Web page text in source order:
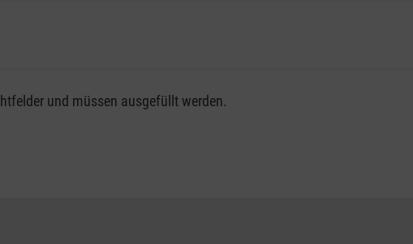
/ Unfallkasse nutzen, beachten Sie bitte, dass die
der vollen Kursgebühr als Selbstzahler.
und müssen ausgefüllt werden.